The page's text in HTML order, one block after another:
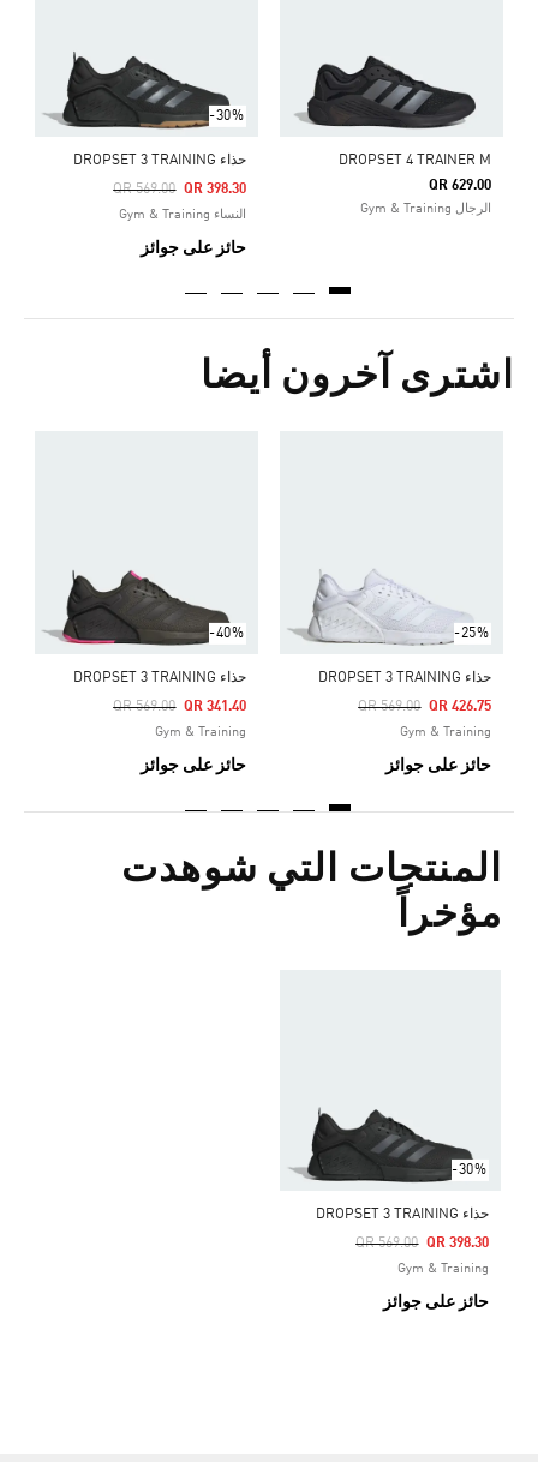
DROPSET 4 TRAINER M
QR 629.00
الرجال Gym & Training
-30%
حذاء DROPSET 3 TRAINING
Price Reduced From
QR 569.00
To QR 398.30
النساء Gym & Training
حائز على جوائز
اشترى آخرون أيضا
-25%
حذاء DROPSET 3 TRAINING
Price Reduced From
QR 569.00
To QR 426.75
Gym & Training
حائز على جوائز
-40%
حذاء DROPSET 3 TRAINING
Price Reduced From
QR 569.00
To QR 341.40
Gym & Training
حائز على جوائز
المنتجات التي شوهدت
مؤخراً
-30%
حذاء DROPSET 3 TRAINING
Price Reduced From
QR 569.00
To QR 398.30
Gym & Training
حائز على جوائز